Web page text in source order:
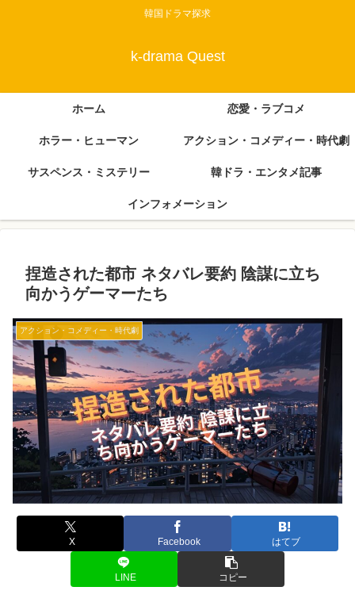
韓国ドラマ探求
k-drama Quest
ホーム 恋愛・ラブコメ
ホラー・ヒューマン アクション・コメディー・時代劇
サスペンス・ミステリー 韓ドラ・エンタメ記事
インフォメーション
捏造された都市 ネタバレ要約 陰謀に立ち
向かうゲーマーたち
アクション・コメディー・時代劇
X Facebook はてブ
LINE コピー